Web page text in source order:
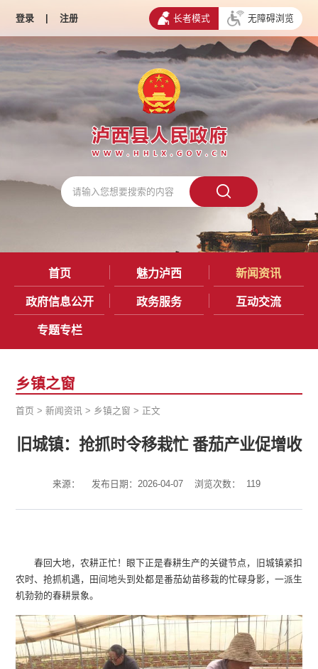
登录 | 注册 长者模式 无障碍浏览
首页 魅力泸西 新闻资讯
政府信息公开 政务服务 互动交流
专题专栏
乡镇之窗
首页 >新闻资讯 > 乡镇之窗 > 正文
旧城镇：抢抓时令移栽忙 番茄产业促增收
来源： 发布日期：2026-04-07 浏览次数： 119
春回大地，农耕正忙！眼下正是春耕生产的关键节点，旧城镇紧扣
农时、抢抓机遇，田间地头到处都是番茄幼苗移栽的忙碌身影，一派生
机勃勃的春耕景象。